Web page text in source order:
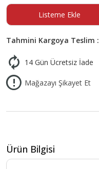
Listeme Ekle
Tahmini Kargoya Teslim :
14 Gün Ücretsiz İade
Mağazayı Şikayet Et
Ürün Bilgisi